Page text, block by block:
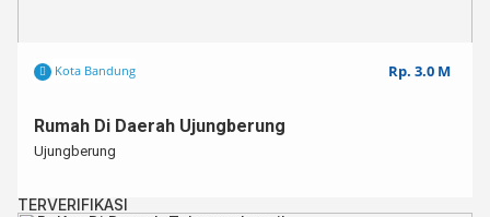
Kota Bandung Rp. 3.0 M
Rumah Di Daerah Ujungberung
Ujungberung
TERVERIFIKASI